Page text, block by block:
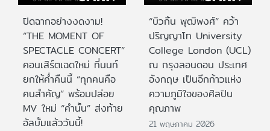
ปิดฉากอย่างงดงาม!
“THE MOMENT OF
SPECTACLE CONCERT”
คอนเสิร์ตเฉดใหม่ ที่นนท์
ยกให้ค่ำคืนนี้ “ทุกคนคือ
คนสำคัญ” พร้อมปล่อย
MV ใหม่ “คำนั้น” ส่งท้าย
อัลบั้มแล้ววันนี้!
“บิวกิ้น พุฒิพงศ์” คว้า
ปริญญาโท University
College London (UCL)
ณ กรุงลอนดอน ประเทศ
อังกฤษ เป็นอีกก้าวแห่ง
ความภูมิใจของศิลปิน
คุณภาพ
21 พฤษภาคม 2026